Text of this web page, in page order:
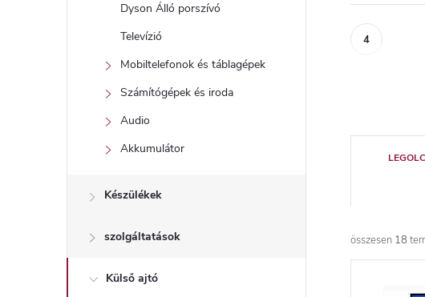
Dyson Álló porszívó
Televízió
Mobiltelefonok és táblagépek
Számítógépek és iroda
Audio
Akkumulátor
Készülékek
szolgáltatások
Külső ajtó
e
r
m
összesen 18